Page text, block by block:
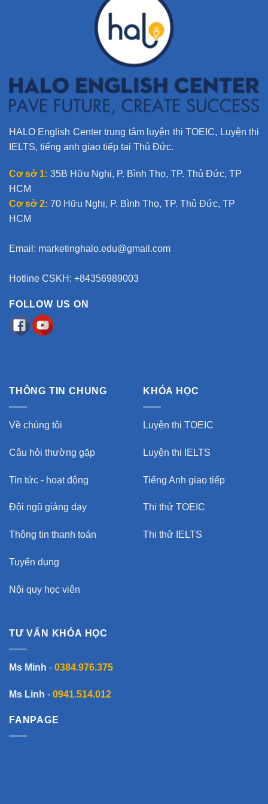
HALO English Center trung tâm luyện thi TOEIC, Luyện thi
IELTS, tiếng anh giao tiếp tại Thủ Đức.
Cơ sở 1: 35B Hữu Nghị, P. Bình Thọ, TP. Thủ Đức, TP
HCM
Cơ sở 2: 70 Hữu Nghị, P. Bình Thọ, TP. Thủ Đức, TP
HCM
Email: marketinghalo.edu@gmail.com
Hotline CSKH: +84356989003
FOLLOW US ON
THÔNG TIN CHUNG
Về chúng tôi
Câu hỏi thường gặp
Tin tức - hoạt động
Đội ngũ giảng dạy
Thông tin thanh toán
Tuyển dụng
Nội quy học viên
KHÓA HỌC
Luyện thi TOEIC
Luyện thi IELTS
Tiếng Anh giao tiếp
Thi thử TOEIC
Thi thử IELTS
TƯ VẤN KHÓA HỌC
Ms Minh - 0384.976.375
Ms Linh - 0941.514.012
FANPAGE